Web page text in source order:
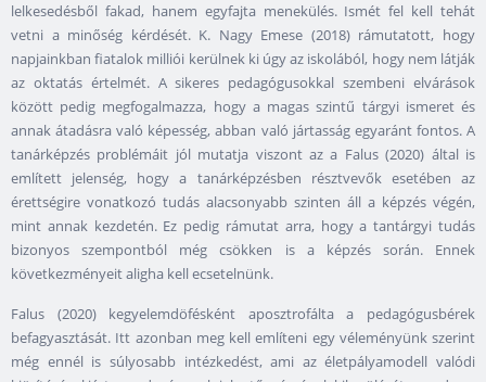
lelkesedésből fakad, hanem egyfajta menekülés. Ismét fel kell tehát
vetni a minőség kérdését. K. Nagy Emese (2018) rámutatott, hogy
napjainkban fiatalok milliói kerülnek ki úgy az iskolából, hogy nem látják
az oktatás értelmét. A sikeres pedagógusokkal szembeni elvárások
között pedig megfogalmazza, hogy a magas szintű tárgyi ismeret és
annak átadásra való képesség, abban való jártasság egyaránt fontos. A
tanárképzés problémáit jól mutatja viszont az a Falus (2020) által is
említett jelenség, hogy a tanárképzésben résztvevők esetében az
érettségire vonatkozó tudás alacsonyabb szinten áll a képzés végén,
mint annak kezdetén. Ez pedig rámutat arra, hogy a tantárgyi tudás
bizonyos szempontból még csökken is a képzés során. Ennek
következményeit aligha kell ecsetelnünk.
Falus (2020) kegyelemdöfésként aposztrofálta a pedagógusbérek
befagyasztását. Itt azonban meg kell említeni egy véleményünk szerint
még ennél is súlyosabb intézkedést, ami az életpályamodell valódi